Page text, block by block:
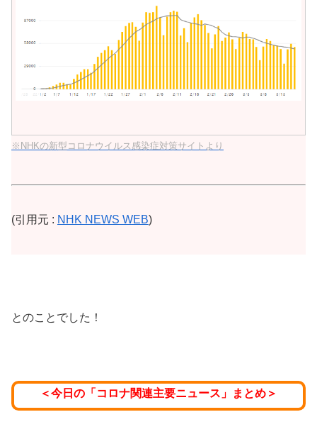
※NHKの新型コロナウイルス感染症対策サイトより
(引用元 : NHK NEWS WEB)
とのことでした！
＜今日の「コロナ関連主要ニュース」まとめ＞